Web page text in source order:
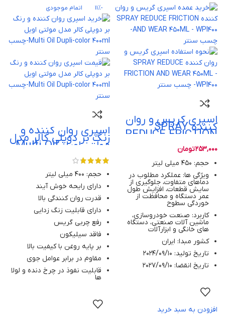
اسپری گریس و روان
کننده SPRAY
REDUCE FRICTION
AND WEAR 450ML –
WPI400
253,000تومان
حجم: 450 میلی لیتر
ویژگی ها: عملکرد مطلوب در
دماهای متفاوت، جلوگیری از
سایش قطعات، افزایش طول
عمر دستگاه و محافظت از
خوردگی سطوح
کاربرد: صنعت خودروسازی،
ماشین‌ آلات صنعتی، دستگاه‌
های خانگی و ابزارآلات
کشور مبدا: ایران
تاریخ تولید: 2024/09/10
تاریخ انقضا: 2027/09/10
افزودن به سبد خرید
-11% اتمام موجودی
اسپری روان کننده و
زنگ بر دوپلی کالر مدل
مولتی اویل Multi Oil
Dupli-color 400ml
حجم: 400 میلی لیتر
دارای رایحه خوش آیند
قدرت روان کنندگی بالا
دارای قابلیت زنگ زدایی
رفع چربی گریس
فاقد سیلیکون
بر پایه روغن با کیفیت بالا
مقاوم در برابر عوامل جوی
قابلیت نفوذ در چرخ دنده و لولا
ها